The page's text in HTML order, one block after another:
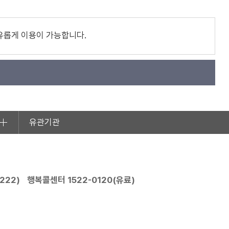
롭게 이용이 가능합니다.
유관기관
) 행복콜센터 1522-0120(유료)